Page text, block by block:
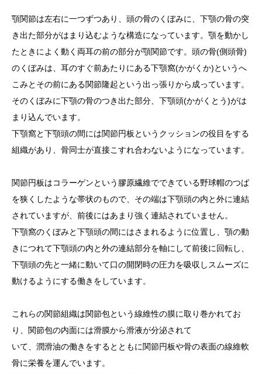
顎関節は左右に一つずつあり、頭の骨のくぼみに、下顎の骨の突
き出た部分がはまり込むような構造になっています。顎を動かし
たときによく動く両耳の前の部分が顎関節です。頭の骨(側頭骨)
のくぼみは、耳のすぐ前あたりにある下顎窩(かがくか)というへ
こみとその前にある関節隆起という出っ張りから成っています。
そのくぼみに下顎の骨のつき出た部分、下顎頭(かがくとう)がは
まり込んでいます。
下顎窩と下顎頭の間には関節円板というクッションの役目をする
組織があり、骨同士が直接こすれ合わないようになっています。
関節円板はコラーゲンという膠原繊維でできている野球帽のつば
を狭くしたような帯状のもので、その端は下顎頭の内と外に連結
されていますが、前後にはあまり強く連結されていません。
下顎窩のくぼみと下顎頭の間にはさまれるように位置し、顎の動
きにつれて下顎頭の内と外の連結部分を軸にして前後に回転し、
下顎頭の先と一緒に動いて口の開閉時の圧力を吸収しスムーズに
動けるようにする働きをしています。
これらの関節組織は関節包という線維性の膜に取り巻かれてお
り、関節包の内面には滑膜から滑液が分泌されて
いて、潤滑油の働きをするとともに関節円板や骨の表面の線維軟
骨に栄養を運んでいます。